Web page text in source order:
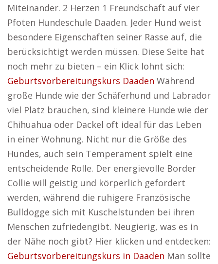
Miteinander. 2 Herzen 1 Freundschaft auf vier
Pfoten Hundeschule Daaden. Jeder Hund weist
besondere Eigenschaften seiner Rasse auf, die
berücksichtigt werden müssen. Diese Seite hat
noch mehr zu bieten – ein Klick lohnt sich:
Geburtsvorbereitungskurs Daaden Während
große Hunde wie der Schäferhund und Labrador
viel Platz brauchen, sind kleinere Hunde wie der
Chihuahua oder Dackel oft ideal für das Leben
in einer Wohnung. Nicht nur die Größe des
Hundes, auch sein Temperament spielt eine
entscheidende Rolle. Der energievolle Border
Collie will geistig und körperlich gefordert
werden, während die ruhigere Französische
Bulldogge sich mit Kuschelstunden bei ihren
Menschen zufriedengibt. Neugierig, was es in
der Nähe noch gibt? Hier klicken und entdecken:
Geburtsvorbereitungskurs in Daaden Man sollte